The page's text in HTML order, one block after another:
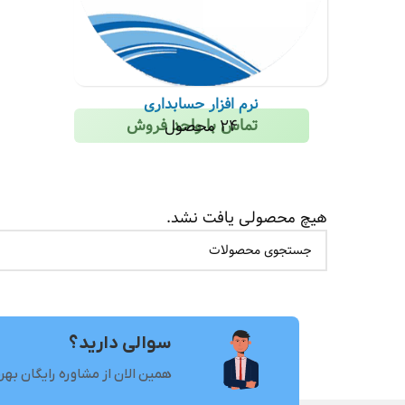
نرم افزار حسابداری
24 محصول
تماس با واحد فروش
هیچ محصولی یافت نشد.
سوالی دارید؟
همین الان از مشاوره رایگان